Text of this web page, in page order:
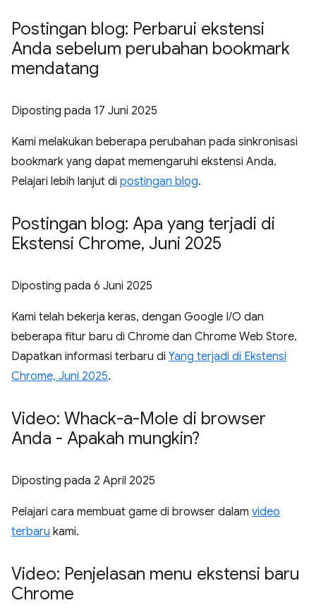
Postingan blog: Perbarui ekstensi
Anda sebelum perubahan bookmark
mendatang
Diposting pada 17 Juni 2025
Kami melakukan beberapa perubahan pada sinkronisasi
bookmark yang dapat memengaruhi ekstensi Anda.
Pelajari lebih lanjut di postingan blog.
Postingan blog: Apa yang terjadi di
Ekstensi Chrome, Juni 2025
Diposting pada 6 Juni 2025
Kami telah bekerja keras, dengan Google I/O dan
beberapa fitur baru di Chrome dan Chrome Web Store.
Dapatkan informasi terbaru di Yang terjadi di Ekstensi
Chrome, Juni 2025.
Video: Whack-a-Mole di browser
Anda - Apakah mungkin?
Diposting pada 2 April 2025
Pelajari cara membuat game di browser dalam video
terbaru kami.
Video: Penjelasan menu ekstensi baru
Chrome